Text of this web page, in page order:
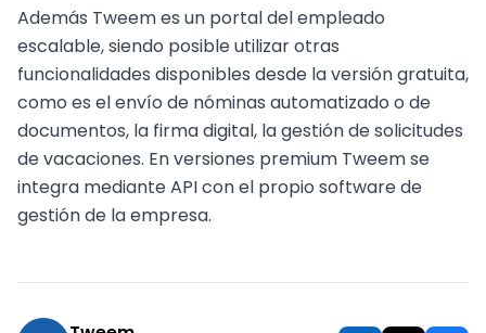
Además Tweem es un portal del empleado
escalable, siendo posible utilizar otras
funcionalidades disponibles desde la versión gratuita,
como es el envío de nóminas automatizado o de
documentos, la firma digital, la gestión de solicitudes
de vacaciones. En versiones premium Tweem se
integra mediante API con el propio software de
gestión de la empresa.